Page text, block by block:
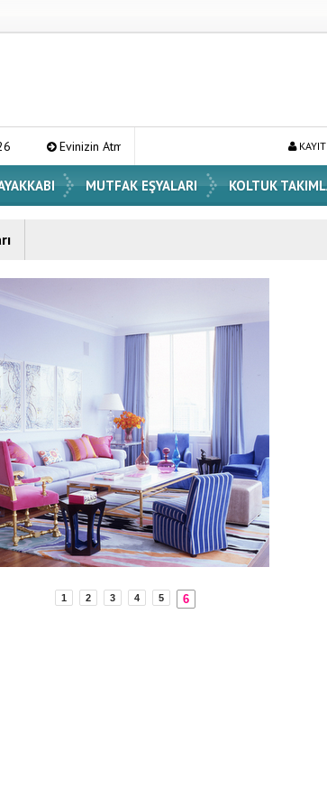
Evinizin Atmosferini Değiştirecek En Şık Vazo Modelleri ve
MUTFAK EŞYALARI KOLTUK
1 2 3 4 5 6